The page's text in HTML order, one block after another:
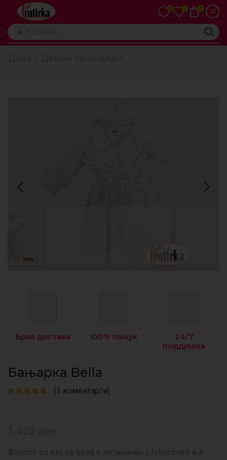
0 0 0
Брза достава 100% памук
24/7
поддршка
Бањарка Bella
(1 коментар/и)
Фонтот со кој се везе е латиничен (Jokerman) и е